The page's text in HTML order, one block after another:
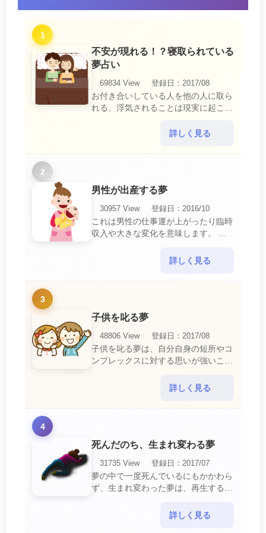
1
不安が現れる！？寝取られている
夢占い
69834 View
登録日：2017/08
お付き合いしている人を他の人に取ら
れる、浮気されることは現実に起こる
いにおいて、『寝取られている』夢
詳しく見る
2
男性が出産する夢
30957 View
登録日：2016/10
これは男性の仕事運が上がったり臨時
収入や大きな変化を意味します。 喜
ればあり得ない事が起きるのでビック
詳しく見る
3
子供を叱る夢
48806 View
登録日：2017/08
子供を叱る夢は、自分自身の短所やコ
ンプレックスに対する思いが強いこと
短所やコンプレックスを的確に認識し
詳しく見る
4
死んだのち、生まれ変わる夢
31735 View
登録日：2017/07
夢の中で一度死んでいるにもかかわら
ず、生まれ変わった夢は、再生する夢
あなたに関するすべての運気が上昇し
詳しく見る